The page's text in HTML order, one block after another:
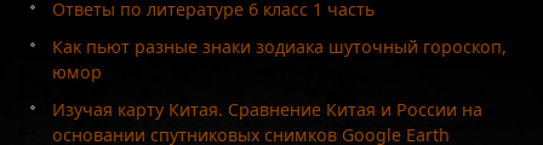
Ответы по литературе 6 класс 1 часть
Как пьют разные знаки зодиака шуточный гороскоп,
юмор
Изучая карту Китая. Сравнение Китая и России на
основании спутниковых снимков Google Earth